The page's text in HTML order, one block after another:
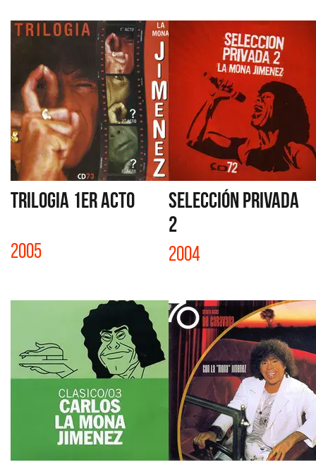
TRILOGIA 1er ACTO
2005
SELECCIÓN PRIVADA
2
2004